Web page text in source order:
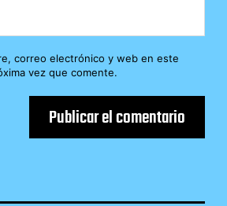
correo electrónico y web en este
vez que comente.